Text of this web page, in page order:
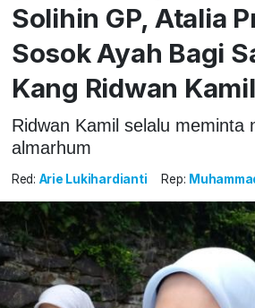
Solihin GP, Atalia
Sosok Ayah Bagi
Kang Ridwan Kamil
Ridwan Kamil selalu meminta
almarhum
Red: Arie Lukihardianti Rep: